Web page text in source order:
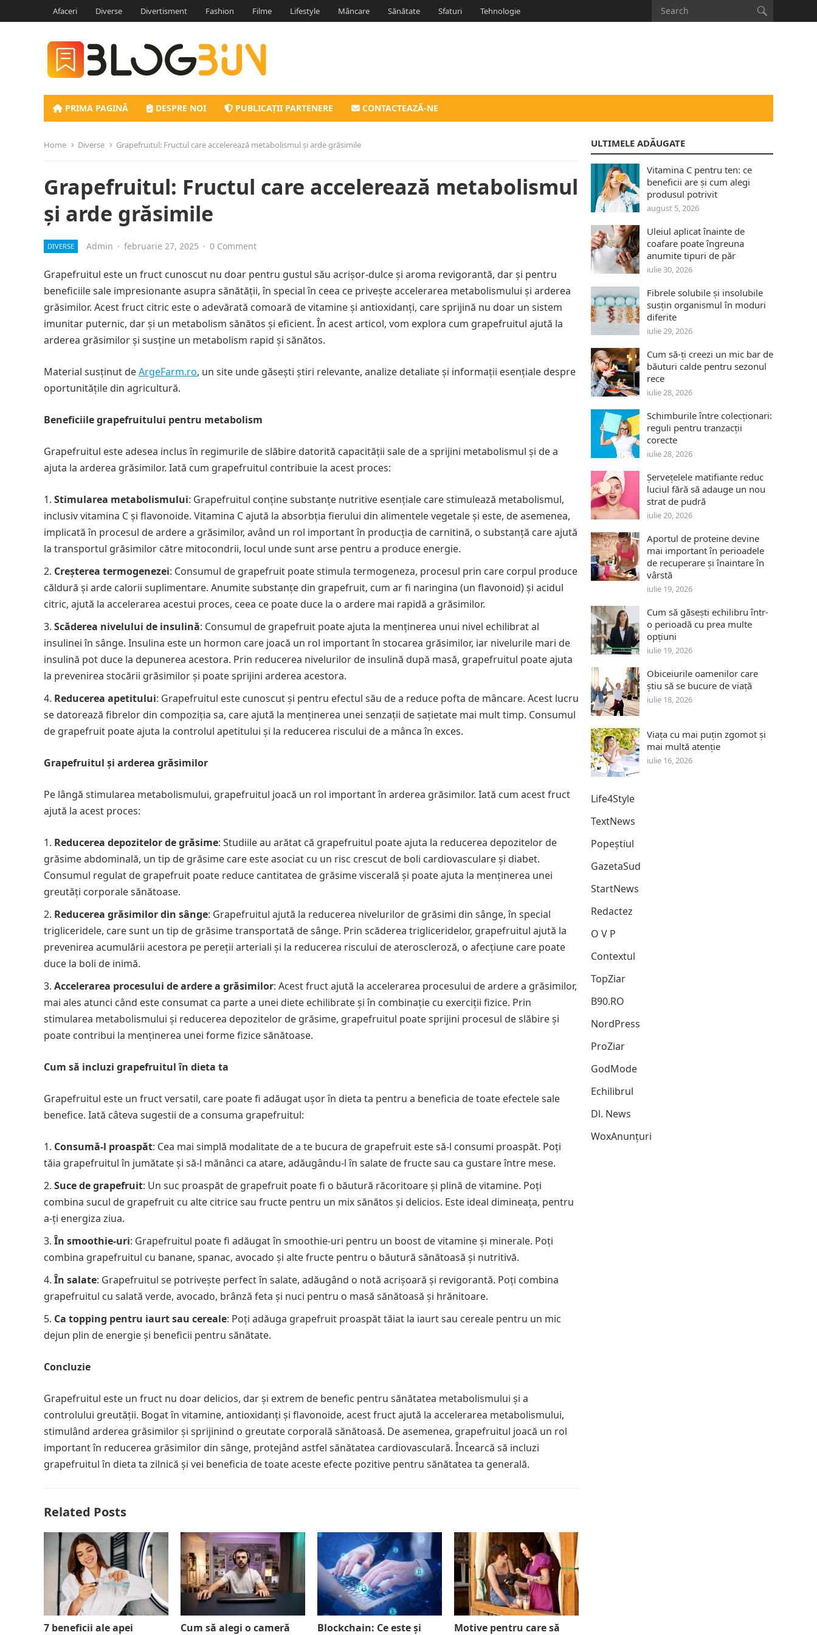
Afaceri Diverse Divertisment Fashion Filme Lifestyle Mâncare Sănătate Sfaturi Tehnologie
PRIMA PAGINĂ DESPRE NOI PUBLICAȚII PARTENERE CONTACTEAZĂ-NE
Home Diverse Grapefruitul: Fructul care accelerează metabolismul și arde grăsimile
Grapefruitul: Fructul care accelerează metabolismul
și arde grăsimile
DIVERSE Admin · februarie 27, 2025 · 0 Comment
Grapefruitul este un fruct cunoscut nu doar pentru gustul său acrișor-dulce și aroma revigorantă, dar și pentru
beneficiile sale impresionante asupra sănătății, în special în ceea ce privește accelerarea metabolismului și arderea
grăsimilor. Acest fruct citric este o adevărată comoară de vitamine și antioxidanți, care sprijină nu doar un sistem
imunitar puternic, dar și un metabolism sănătos și eficient. În acest articol, vom explora cum grapefruitul ajută la
arderea grăsimilor și susține un metabolism rapid și sănătos.
Material susținut deArgeFarm.ro, un site unde găsești știri relevante, analize detaliate și informații esențiale despre
oportunitățile din agricultură.
Beneficiile grapefruitului pentru metabolism
Grapefruitul este adesea inclus în regimurile de slăbire datorită capacității sale de a sprijini metabolismul și de a
ajuta la arderea grăsimilor. Iată cum grapefruitul contribuie la acest proces:
Stimularea metabolismului: Grapefruitul conține substanțe nutritive esențiale care stimulează metabolismul,
inclusiv vitamina C și flavonoide. Vitamina C ajută la absorbția fierului din alimentele vegetale și este, de asemenea,
implicată în procesul de ardere a grăsimilor, având un rol important în producția de carnitină, o substanță care ajută
la transportul grăsimilor către mitocondrii, locul unde sunt arse pentru a produce energie.
Creșterea termogenezei: Consumul de grapefruit poate stimula termogeneza, procesul prin care corpul produce
căldură și arde calorii suplimentare. Anumite substanțe din grapefruit, cum ar fi naringina (un flavonoid) și acidul
citric, ajută la accelerarea acestui proces, ceea ce poate duce la o ardere mai rapidă a grăsimilor.
Scăderea nivelului de insulină: Consumul de grapefruit poate ajuta la menținerea unui nivel echilibrat al
insulinei în sânge. Insulina este un hormon care joacă un rol important în stocarea grăsimilor, iar nivelurile mari de
insulină pot duce la depunerea acestora. Prin reducerea nivelurilor de insulină după masă, grapefruitul poate ajuta
la prevenirea stocării grăsimilor și poate sprijini arderea acestora.
Reducerea apetitului: Grapefruitul este cunoscut și pentru efectul său de a reduce pofta de mâncare. Acest lucru
se datorează fibrelor din compoziția sa, care ajută la menținerea unei senzații de sațietate mai mult timp. Consumul
de grapefruit poate ajuta la controlul apetitului și la reducerea riscului de a mânca în exces.
Grapefruitul și arderea grăsimilor
Pe lângă stimularea metabolismului, grapefruitul joacă un rol important în arderea grăsimilor. Iată cum acest fruct
ajută la acest proces:
Reducerea depozitelor de grăsime: Studiile au arătat că grapefruitul poate ajuta la reducerea depozitelor de
grăsime abdominală, un tip de grăsime care este asociat cu un risc crescut de boli cardiovasculare și diabet.
Consumul regulat de grapefruit poate reduce cantitatea de grăsime viscerală și poate ajuta la menținerea unei
greutăți corporale sănătoase.
Reducerea grăsimilor din sânge: Grapefruitul ajută la reducerea nivelurilor de grăsimi din sânge, în special
trigliceridele, care sunt un tip de grăsime transportată de sânge. Prin scăderea trigliceridelor, grapefruitul ajută la
prevenirea acumulării acestora pe pereții arteriali și la reducerea riscului de ateroscleroză, o afecțiune care poate
duce la boli de inimă.
Accelerarea procesului de ardere a grăsimilor: Acest fruct ajută la accelerarea procesului de ardere a grăsimilor,
mai ales atunci când este consumat ca parte a unei diete echilibrate și în combinație cu exerciții fizice. Prin
stimularea metabolismului și reducerea depozitelor de grăsime, grapefruitul poate sprijini procesul de slăbire și
poate contribui la menținerea unei forme fizice sănătoase.
Cum să incluzi grapefruitul în dieta ta
Grapefruitul este un fruct versatil, care poate fi adăugat ușor în dieta ta pentru a beneficia de toate efectele sale
benefice. Iată câteva sugestii de a consuma grapefruitul:
Consumă-l proaspăt: Cea mai simplă modalitate de a te bucura de grapefruit este să-l consumi proaspăt. Poți
tăia grapefruitul în jumătate și să-l mănânci ca atare, adăugându-l în salate de fructe sau ca gustare între mese.
Suce de grapefruit: Un suc proaspăt de grapefruit poate fi o băutură răcoritoare și plină de vitamine. Poți
combina sucul de grapefruit cu alte citrice sau fructe pentru un mix sănătos și delicios. Este ideal dimineața, pentru
a-ți energiza ziua.
În smoothie-uri: Grapefruitul poate fi adăugat în smoothie-uri pentru un boost de vitamine și minerale. Poți
combina grapefruitul cu banane, spanac, avocado și alte fructe pentru o băutură sănătoasă și nutritivă.
În salate: Grapefruitul se potrivește perfect în salate, adăugând o notă acrișoară și revigorantă. Poți combina
grapefruitul cu salată verde, avocado, brânză feta și nuci pentru o masă sănătoasă și hrănitoare.
Ca topping pentru iaurt sau cereale: Poți adăuga grapefruit proaspăt tăiat la iaurt sau cereale pentru un mic
dejun plin de energie și beneficii pentru sănătate.
Concluzie
Grapefruitul este un fruct nu doar delicios, dar și extrem de benefic pentru sănătatea metabolismului și a
controlului greutății. Bogat în vitamine, antioxidanți și flavonoide, acest fruct ajută la accelerarea metabolismului,
stimulând arderea grăsimilor și sprijinind o greutate corporală sănătoasă. De asemenea, grapefruitul joacă un rol
important în reducerea grăsimilor din sânge, protejând astfel sănătatea cardiovasculară. Încearcă să incluzi
grapefruitul în dieta ta zilnică și vei beneficia de toate aceste efecte pozitive pentru sănătatea ta generală.
Related Posts
7 beneficii ale apei
Cum să alegi o cameră
Blockchain: Ce este și
Motive pentru care să
ULTIMELE ADĂUGATE
Vitamina C pentru ten: ce
beneficii are și cum alegi
produsul potrivit
august 5, 2026
Uleiul aplicat înainte de
coafare poate îngreuna
anumite tipuri de păr
iulie 30, 2026
Fibrele solubile și insolubile
susțin organismul în moduri
diferite
iulie 29, 2026
Cum să-ți creezi un mic bar de
băuturi calde pentru sezonul
rece
iulie 28, 2026
Schimburile între colecționari:
reguli pentru tranzacții
corecte
iulie 28, 2026
Șervețelele matifiante reduc
luciul fără să adauge un nou
strat de pudră
iulie 20, 2026
Aportul de proteine devine
mai important în perioadele
de recuperare și înaintare în
vârstă
iulie 19, 2026
Cum să găsești echilibru într-
o perioadă cu prea multe
opțiuni
iulie 19, 2026
Obiceiurile oamenilor care
știu să se bucure de viață
iulie 18, 2026
Viața cu mai puțin zgomot și
mai multă atenție
iulie 16, 2026
Life4Style
TextNews
Popeștiul
GazetaSud
StartNews
Redactez
O V P
Contextul
TopZiar
B90.RO
NordPress
ProZiar
GodMode
Echilibrul
Dl. News
WoxAnunțuri